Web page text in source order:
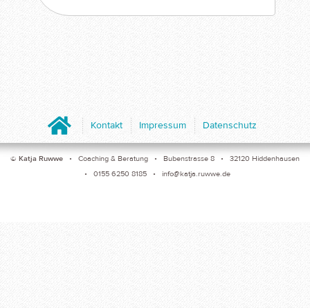
Home
Kontakt Impressum Datenschutz
© Katja Ruwwe • Coaching & Beratung • Bubenstrasse 8 • 32120 Hiddenhausen
• 0155 6250 8185 • info@katja.ruwwe.de